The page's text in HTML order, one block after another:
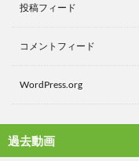
投稿フィード
コメントフィード
WordPress.org
過去動画